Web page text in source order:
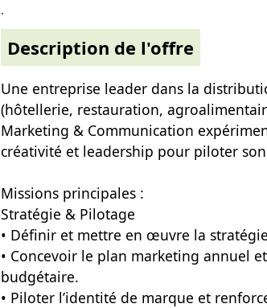
.
Description de l'offre
Une entreprise leader dans la
(hôtellerie, restauration,
Marketing & Communication
créativité et leadership pour piloter
Missions principales :
Stratégie & Pilotage
• Définir et mettre en œuvre la
• Concevoir le plan marketing annuel
budgétaire.
• Piloter l’identité de marque et